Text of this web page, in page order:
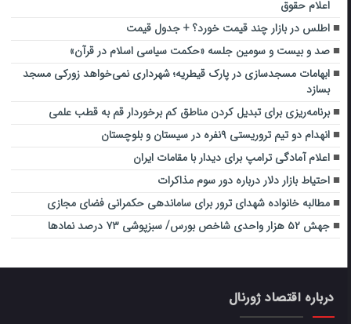
اعلام حقوق
اطلس در بازار چند قیمت خورد؟ + جدول قیمت
صد و بیست و سومین جلسه «حکمت سیاسی اسلام در قرآن»
ابهامات مسجدسازی در پارک قیطریه؛ شهرداری نمی‌خواهد زورکی مسجد
بسازد
برنامه‌ریزی برای تبدیل کردن مناطق کم برخوردار قم به قطب علمی
انهدام دو تیم تروریستی ۹نفره در سیستان و بلوچستان
اعلام آمادگی ترامپ برای دیدار با مقامات ایران
احتیاط بازار دلار درباره دور سوم مذاکرات
مطالبه خانواده شهدای ترور برای ساماندهی حکمرانی فضای مجازی
جهش ۵۲ هزار واحدی شاخص بورس/ سبزپوشی ۷۳ درصد نمادها
درباره اقتصاد ژورنال